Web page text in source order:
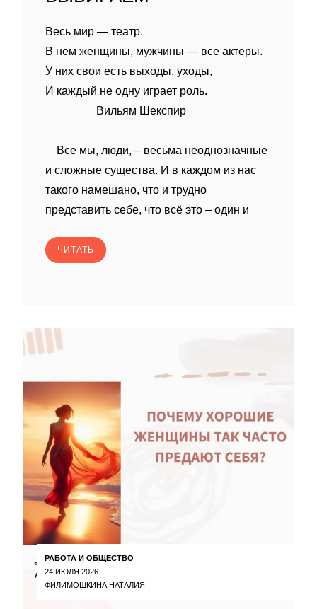
Весь мир — театр.
В нем женщины, мужчины — все актеры.
У них свои есть выходы, уходы,
И каждый не одну играет роль.
Вильям Шекспир
Все мы, люди, – весьма неоднозначные
и сложные существа. И в каждом из нас
такого намешано, что и трудно
представить себе, что всё это – один и
ЧИТАТЬ
РАБОТА И ОБЩЕСТВО
24 ИЮЛЯ 2026
ФИЛИМОШКИНА НАТАЛИЯ